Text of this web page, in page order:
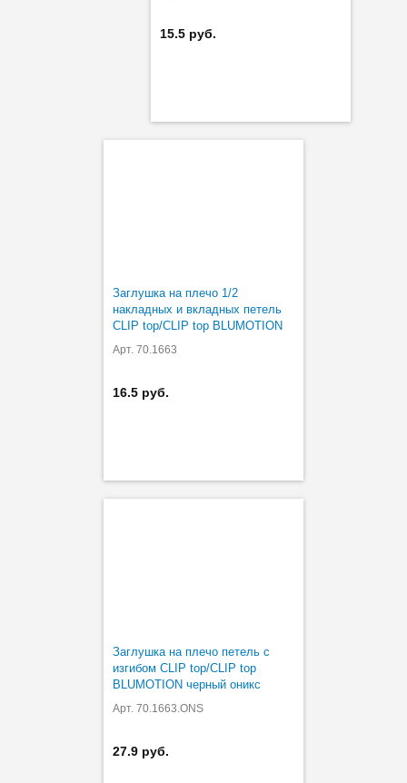
15.5 руб.
Заглушка на плечо 1/2
накладных и вкладных петель
CLIP top/CLIP top BLUMOTION
Арт. 70.1663
16.5 руб.
Заглушка на плечо петель с
изгибом CLIP top/CLIP top
BLUMOTION черный оникс
Арт. 70.1663.ONS
27.9 руб.